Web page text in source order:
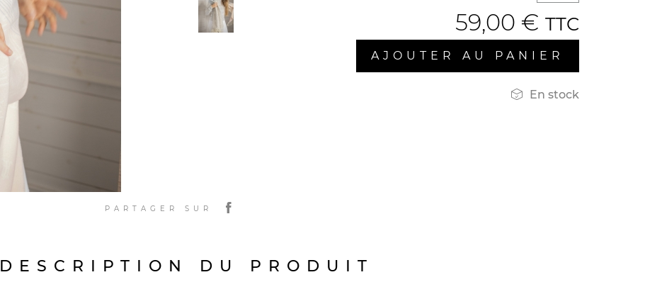
PARTAGER SUR
59,00 € TTC
AJOUTER AU PANIER
 En stock
DESCRIPTION DU PRODUIT